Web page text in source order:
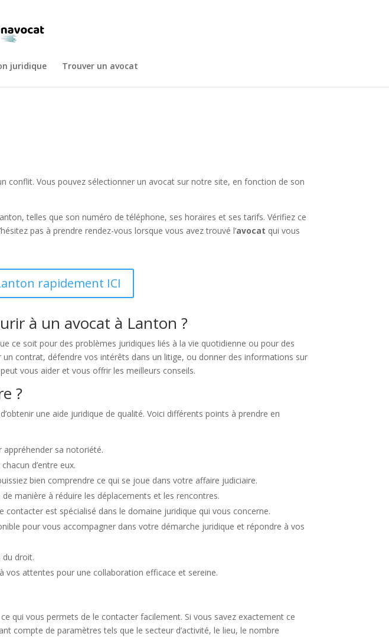
juridique Trouver un avocat
conflit. Vous pouvez sélectionner un avocat sur notre site, en fonction de son
telles que son numéro de téléphone, ses horaires et ses tarifs. Vérifiez ce
pas à prendre rendez-vous lorsque vous avez trouvé l’avocat qui vous
rapidement ICI
à un avocat à Lanton ?
ce soit pour des problèmes juridiques liés à la vie quotidienne ou pour des
contrat, défendre vos intérêts dans un litige, ou donner des informations sur
vous aider et vous offrir les meilleurs conseils.
?
une aide juridique de qualité. Voici différents points à prendre en
appréhender sa notoriété.
d’entre eux.
bien comprendre ce qui se joue dans votre affaire judiciaire.
manière à réduire les déplacements et les rencontres.
contacter est spécialisé dans le domaine juridique qui vous concerne.
pour vous accompagner dans votre démarche juridique et répondre à vos
du droit.
vos attentes pour une collaboration efficace et sereine.
qui vous permets de le contacter facilement. Si vous savez exactement ce
compte de paramètres tels que le secteur d’activité, le lieu, le nombre